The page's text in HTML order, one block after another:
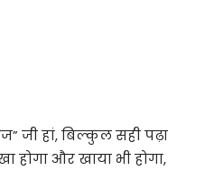
जी हां, बिल्कुल सही पढ़ा
और खाया भी होगा,